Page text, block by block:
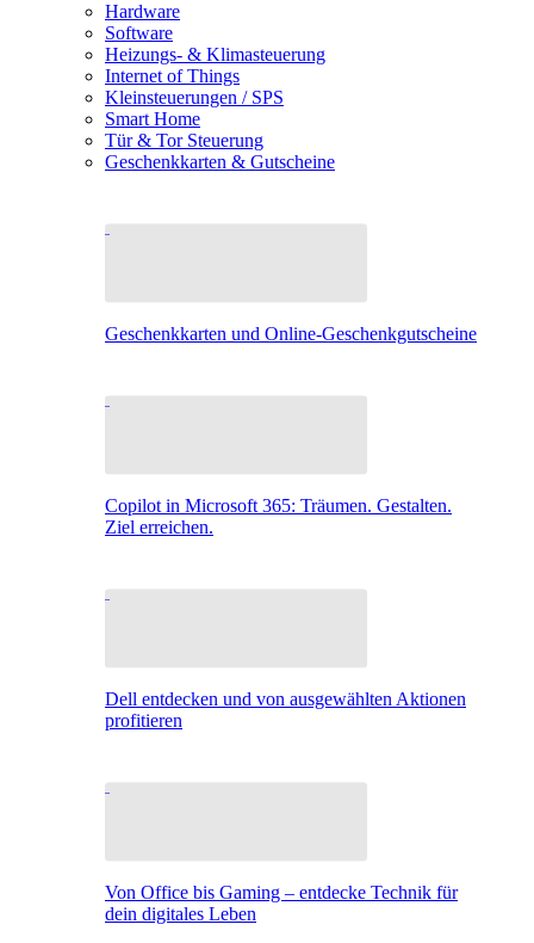
Hardware
Software
Heizungs- & Klimasteuerung
Internet of Things
Kleinsteuerungen / SPS
Smart Home
Tür & Tor Steuerung
Geschenkkarten & Gutscheine
Geschenkkarten und Online-Geschenkgutscheine
Copilot in Microsoft 365: Träumen. Gestalten.
Ziel erreichen.
Dell entdecken und von ausgewählten Aktionen
profitieren
Von Office bis Gaming – entdecke Technik für
dein digitales Leben